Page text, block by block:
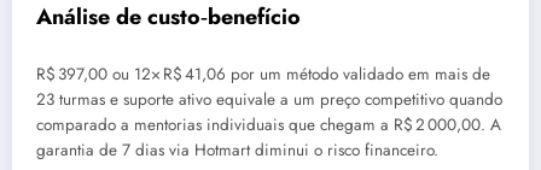
Análise de custo‑benefício
R$ 397,00 ou 12× R$ 41,06 por um método validado em mais de
23 turmas e suporte ativo equivale a um preço competitivo quando
comparado a mentorias individuais que chegam a R$ 2 000,00. A
garantia de 7 dias via Hotmart diminui o risco financeiro.